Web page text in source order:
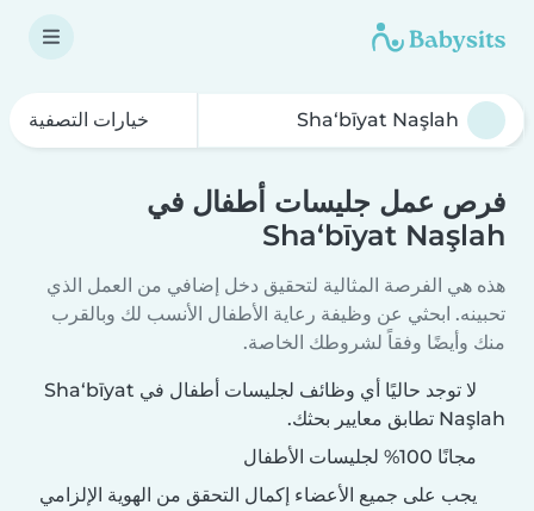
خيارات التصفية
فرص عمل جليسات أطفال في
Sha‘bīyat Naşlah
هذه هي الفرصة المثالية لتحقيق دخل إضافي من العمل الذي
تحبينه. ابحثي عن وظيفة رعاية الأطفال الأنسب لك وبالقرب
منك وأيضًا وفقاً لشروطك الخاصة.
لا توجد حاليًا أي وظائف لجليسات أطفال في Sha‘bīyat
Naşlah تطابق معايير بحثك.
مجانًا 100% لجليسات الأطفال
يجب على جميع الأعضاء إكمال التحقق من الهوية الإلزامي